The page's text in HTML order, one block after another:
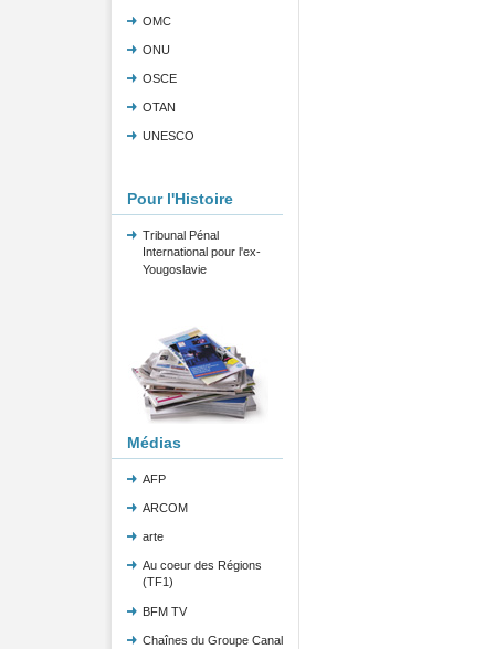
OMC
ONU
OSCE
OTAN
UNESCO
Pour l'Histoire
Tribunal Pénal
International pour l'ex-
Yougoslavie
Médias
AFP
ARCOM
arte
Au coeur des Régions
(TF1)
BFM TV
Chaînes du Groupe Canal